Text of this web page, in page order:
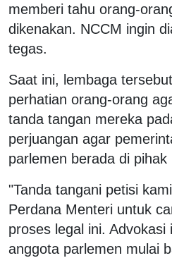
memberi tahu orang-
dikenakan. NCCM ingin
tegas.
Saat ini, lembaga
perhatian orang-orang
tanda tangan mereka
perjuangan agar
parlemen berada di pihak
"Tanda tangani petisi
Perdana Menteri untuk
proses legal ini. Advokasi
anggota parlemen mulai